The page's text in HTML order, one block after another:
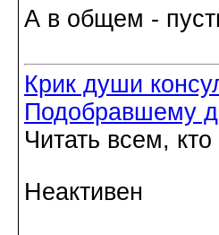
А в общем -
Крик души
Подобравшему
Читать всем,
Неактивен